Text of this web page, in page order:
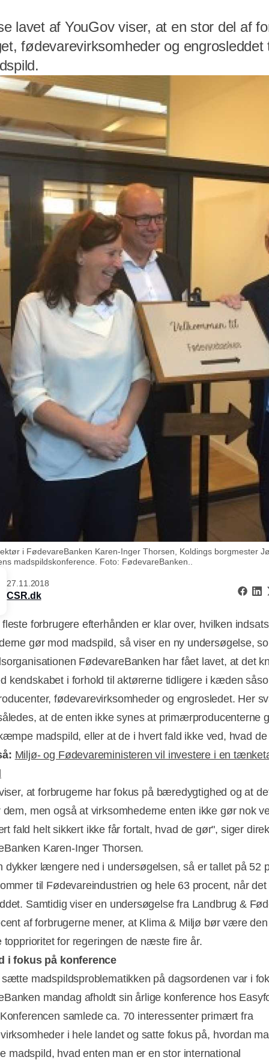
lavet af YouGov viser, at en stor del af
fødevarevirksomheder og engrosleddet
i FødevareBanken Karen-Inger Thorsen, Koldings borgmester
madspildskonference. Foto: FødevareBanken..
27.11.2018
CSR.dk
forbrugere efterhånden er klar over, hvilken indsats
gør mod madspild, så viser en ny undersøgelse,
FødevareBanken har fået lavet, at det
kendskabet i forhold til aktørerne tidligere i kæden
fødevarevirksomheder og engrosledet. Her
at de enten ikke synes at primærproducenterne
madspild, eller at de i hvert fald ikke ved, hvad de
Miljø- og Fødevareministeren vil investere i en
at forbrugerne har fokus på bæredygtighed og at
dem, men også at virksomhederne enten ikke gør nok
fald helt sikkert ikke får fortalt, hvad de gør", siger
Karen-Inger Thorsen.
dykker længere ned i undersøgelsen, så er tallet på 52
til Fødevareindustrien og hele 63 procent, når
Samtidig viser en undersøgelse fra Landbrug &
af forbrugerne mener, at Klima & Miljø bør være den
topprioritet for regeringen de næste fire år.
i fokus på konference
madspildsproblematikken på dagsordenen var i
mandag afholdt sin årlige konference hos
samlede ca. 70 interessenter primært fra
i hele landet og satte fokus på, hvordan
madspild, hvad enten man er en stor international